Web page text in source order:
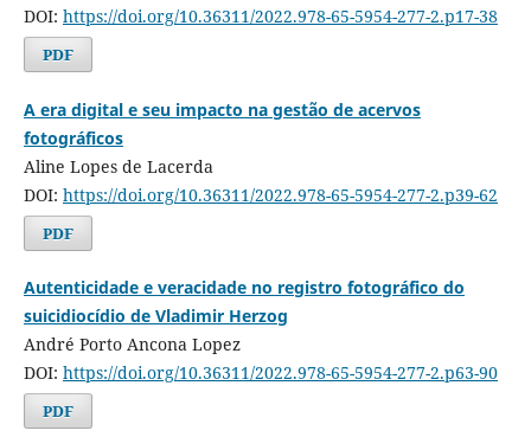
DOI: https://doi.org/10.36311/2022.978-65-5954-277-2.p17-38
PDF
A era digital e seu impacto na gestão de acervos
fotográficos
Aline Lopes de Lacerda
DOI: https://doi.org/10.36311/2022.978-65-5954-277-2.p39-62
PDF
Autenticidade e veracidade no registro fotográfico do
suicidiocídio de Vladimir Herzog
André Porto Ancona Lopez
DOI: https://doi.org/10.36311/2022.978-65-5954-277-2.p63-90
PDF